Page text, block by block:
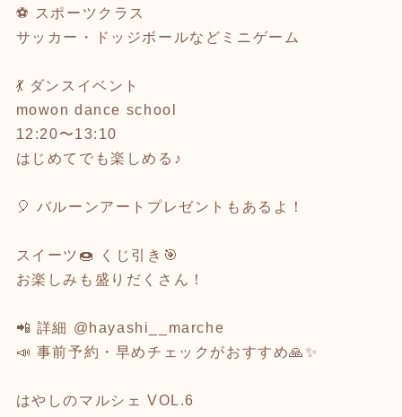
⚽ スポーツクラス
サッカー・ドッジボールなどミニゲーム
💃 ダンスイベント
mowon dance school
12:20〜13:10
はじめてでも楽しめる♪
🎈 バルーンアートプレゼントもあるよ！
スイーツ🍩 くじ引き🎯
お楽しみも盛りだくさん！
📲 詳細 @hayashi__marche
📣 事前予約・早めチェックがおすすめ🙏✨
はやしのマルシェ VOL.6